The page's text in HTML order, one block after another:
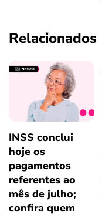
Relacionados
INSS conclui
hoje os
pagamentos
referentes ao
mês de julho;
confira quem